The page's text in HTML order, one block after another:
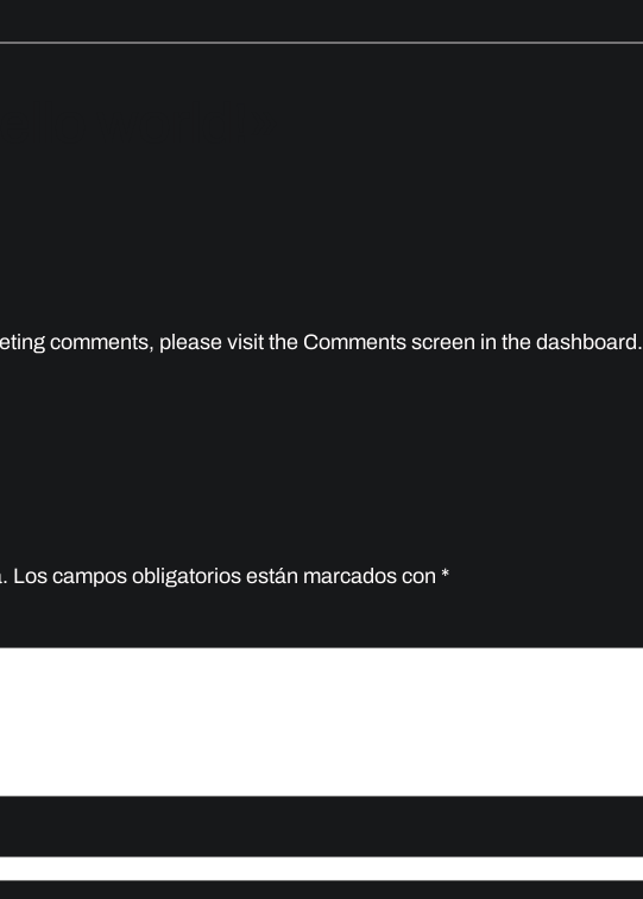
comments, please visit the Comments screen in the dashboard.
Los campos obligatorios están marcados con *